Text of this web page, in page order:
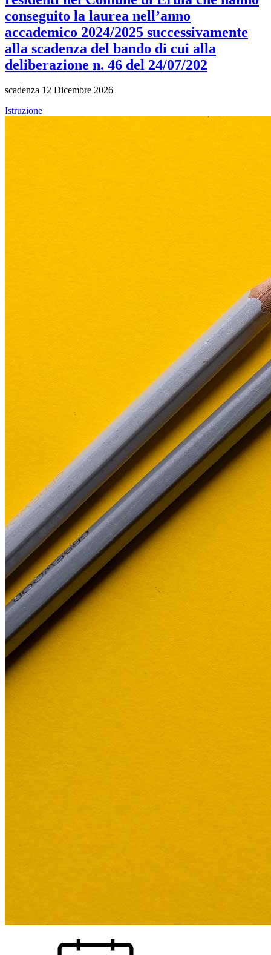
conseguito la laurea nell’anno
accademico 2024/2025 successivamente
alla scadenza del bando di cui alla
deliberazione n. 46 del 24/07/202
scadenza 12 Dicembre 2026
Istruzione